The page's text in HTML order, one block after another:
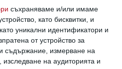
съхраняваме и/или имаме
като бисквитки, и
уникални идентификатори и
от устройство за
съдържание, измерване на
на аудиторията и
популярно днес.
и от него се
възраст. И все